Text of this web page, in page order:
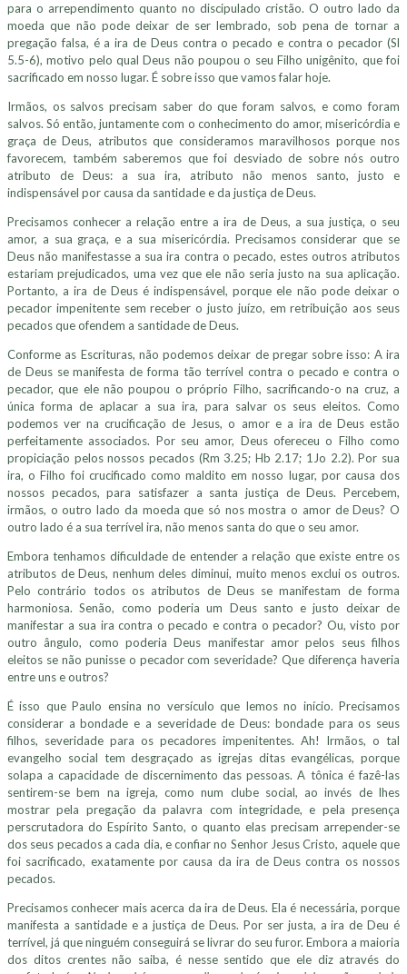
para o arrependimento quanto no discipulado cristão. O outro lado da
moeda que não pode deixar de ser lembrado, sob pena de tornar a
pregação falsa, é a ira de Deus contra o pecado e contra o pecador (Sl
5.5-6), motivo pelo qual Deus não poupou o seu Filho unigênito, que foi
sacrificado em nosso lugar. É sobre isso que vamos falar hoje.
Irmãos, os salvos precisam saber do que foram salvos, e como foram
salvos. Só então, juntamente com o conhecimento do amor, misericórdia e
graça de Deus, atributos que consideramos maravilhosos porque nos
favorecem, também saberemos que foi desviado de sobre nós outro
atributo de Deus: a sua ira, atributo não menos santo, justo e
indispensável por causa da santidade e da justiça de Deus.
Precisamos conhecer a relação entre a ira de Deus, a sua justiça, o seu
amor, a sua graça, e a sua misericórdia. Precisamos considerar que se
Deus não manifestasse a sua ira contra o pecado, estes outros atributos
estariam prejudicados, uma vez que ele não seria justo na sua aplicação.
Portanto, a ira de Deus é indispensável, porque ele não pode deixar o
pecador impenitente sem receber o justo juízo, em retribuição aos seus
pecados que ofendem a santidade de Deus.
Conforme as Escrituras, não podemos deixar de pregar sobre isso: A ira
de Deus se manifesta de forma tão terrível contra o pecado e contra o
pecador, que ele não poupou o próprio Filho, sacrificando-o na cruz, a
única forma de aplacar a sua ira, para salvar os seus eleitos. Como
podemos ver na crucificação de Jesus, o amor e a ira de Deus estão
perfeitamente associados. Por seu amor, Deus ofereceu o Filho como
propiciação pelos nossos pecados (Rm 3.25; Hb 2.17; 1Jo 2.2). Por sua
ira, o Filho foi crucificado como maldito em nosso lugar, por causa dos
nossos pecados, para satisfazer a santa justiça de Deus. Percebem,
irmãos, o outro lado da moeda que só nos mostra o amor de Deus? O
outro lado é a sua terrível ira, não menos santa do que o seu amor.
Embora tenhamos dificuldade de entender a relação que existe entre os
atributos de Deus, nenhum deles diminui, muito menos exclui os outros.
Pelo contrário todos os atributos de Deus se manifestam de forma
harmoniosa. Senão, como poderia um Deus santo e justo deixar de
manifestar a sua ira contra o pecado e contra o pecador? Ou, visto por
outro ângulo, como poderia Deus manifestar amor pelos seus filhos
eleitos se não punisse o pecador com severidade? Que diferença haveria
entre uns e outros?
É isso que Paulo ensina no versículo que lemos no início. Precisamos
considerar a bondade e a severidade de Deus: bondade para os seus
filhos, severidade para os pecadores impenitentes. Ah! Irmãos, o tal
evangelho social tem desgraçado as igrejas ditas evangélicas, porque
solapa a capacidade de discernimento das pessoas. A tônica é fazê-las
sentirem-se bem na igreja, como num clube social, ao invés de lhes
mostrar pela pregação da palavra com integridade, e pela presença
perscrutadora do Espírito Santo, o quanto elas precisam arrepender-se
dos seus pecados a cada dia, e confiar no Senhor Jesus Cristo, aquele que
foi sacrificado, exatamente por causa da ira de Deus contra os nossos
pecados.
Precisamos conhecer mais acerca da ira de Deus. Ela é necessária, porque
manifesta a santidade e a justiça de Deus. Por ser justa, a ira de Deu é
terrível, já que ninguém conseguirá se livrar do seu furor. Embora a maioria
dos ditos crentes não saiba, é nesse sentido que ele diz através do